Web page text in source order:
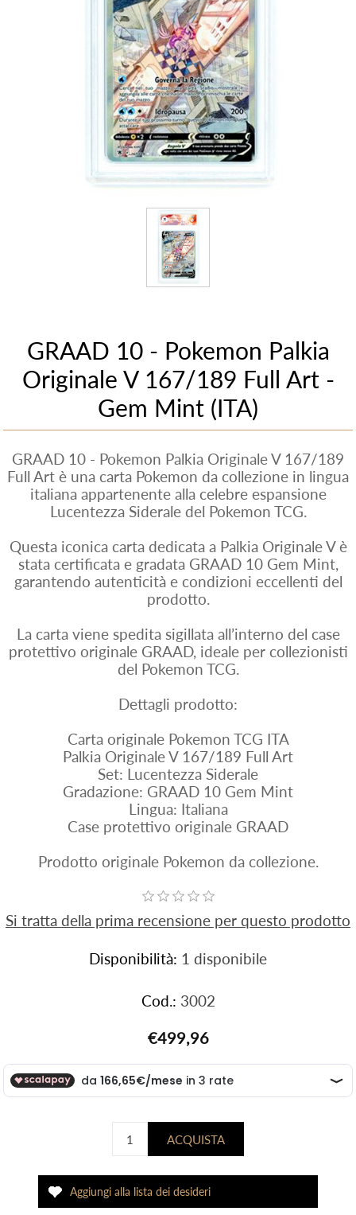
GRAAD 10 - Pokemon Palkia
Originale V 167/189 Full Art -
Gem Mint (ITA)
GRAAD 10 - Pokemon Palkia Originale V 167/189
Full Art è una carta Pokemon da collezione in lingua
italiana appartenente alla celebre espansione
Lucentezza Siderale del Pokemon TCG.
Questa iconica carta dedicata a Palkia Originale V è
stata certificata e gradata GRAAD 10 Gem Mint,
garantendo autenticità e condizioni eccellenti del
prodotto.
La carta viene spedita sigillata all’interno del case
protettivo originale GRAAD, ideale per collezionisti
del Pokemon TCG.
Dettagli prodotto:
Carta originale Pokemon TCG ITA
Palkia Originale V 167/189 Full Art
Set: Lucentezza Siderale
Gradazione: GRAAD 10 Gem Mint
Lingua: Italiana
Case protettivo originale GRAAD
Prodotto originale Pokemon da collezione.
Si tratta della prima recensione per questo prodotto
Disponibilità: 1 disponibile
Cod.: 3002
€499,96